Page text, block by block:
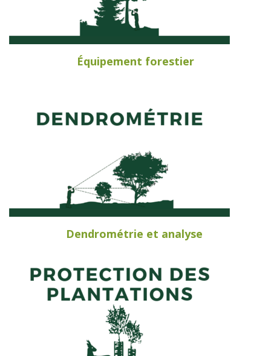
Équipement forestier
Dendrométrie et analyse